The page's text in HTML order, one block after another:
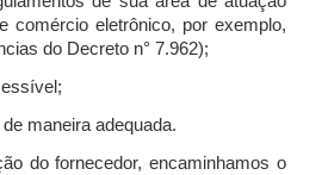
comércio eletrônico, por exemplo,
do Decreto n° 7.962);
maneira adequada.
do fornecedor, encaminhamos o